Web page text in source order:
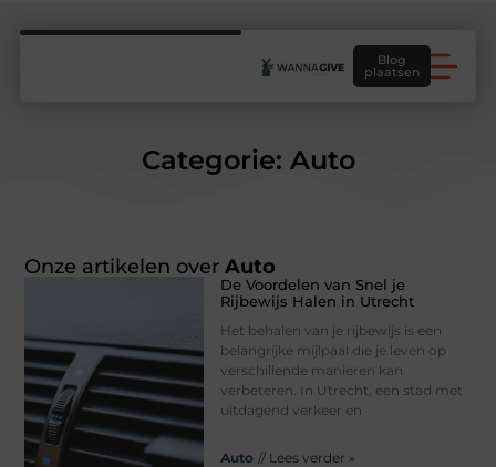
Blog
plaatsen
Categorie: Auto
Onze artikelen overAuto
De Voordelen van Snel je
Rijbewijs Halen in Utrecht
Het behalen van je rijbewijs is een
belangrijke mijlpaal die je leven op
verschillende manieren kan
verbeteren. In Utrecht, een stad met
uitdagend verkeer en
Auto // Lees verder »